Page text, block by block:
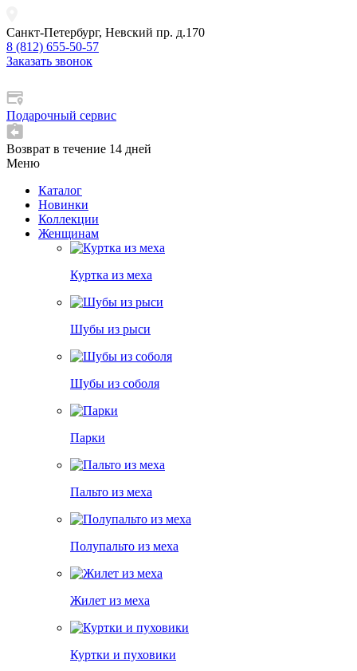
Санкт-Петербург, Невский пр. д.170
8 (812) 655-50-57
Заказать звонок
Подарочный сервис
Возврат в течение 14 дней
Меню
Каталог
Новинки
Коллекции
Женщинам
Куртка из меха
Шубы из рыси
Шубы из соболя
Парки
Пальто из меха
Полупальто из меха
Жилет из меха
Куртки и пуховики